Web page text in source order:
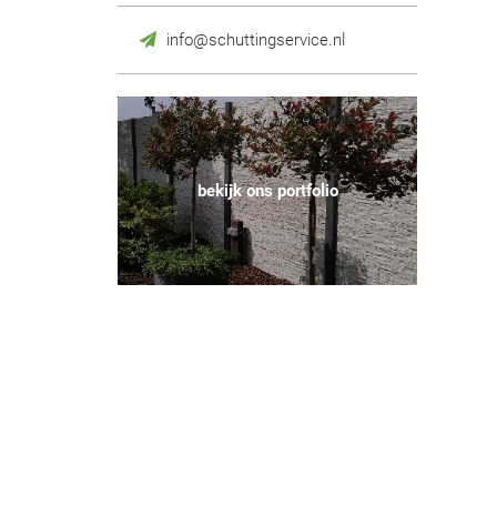
info@schuttingservice.nl
bekijk ons portfolio